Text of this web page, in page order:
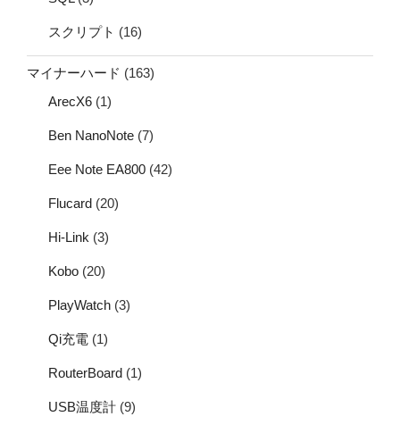
スクリプト (16)
マイナーハード (163)
ArecX6 (1)
Ben NanoNote (7)
Eee Note EA800 (42)
Flucard (20)
Hi-Link (3)
Kobo (20)
PlayWatch (3)
Qi充電 (1)
RouterBoard (1)
USB温度計 (9)